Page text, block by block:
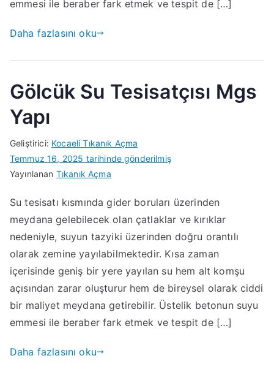
emmesi ile beraber fark etmek ve tespit de […]
Daha fazlasını oku
Gölcük Su Tesisatçısı Mgs
Yapı
Geliştirici: Kocaeli Tıkanık Açma
Temmuz 16, 2025 tarihinde gönderilmiş
Yayınlanan Tıkanık Açma
Su tesisatı kısmında gider boruları üzerinden
meydana gelebilecek olan çatlaklar ve kırıklar
nedeniyle, suyun tazyiki üzerinden doğru orantılı
olarak zemine yayılabilmektedir. Kısa zaman
içerisinde geniş bir yere yayılan su hem alt komşu
açısından zarar oluşturur hem de bireysel olarak ciddi
bir maliyet meydana getirebilir. Üstelik betonun suyu
emmesi ile beraber fark etmek ve tespit de […]
Daha fazlasını oku